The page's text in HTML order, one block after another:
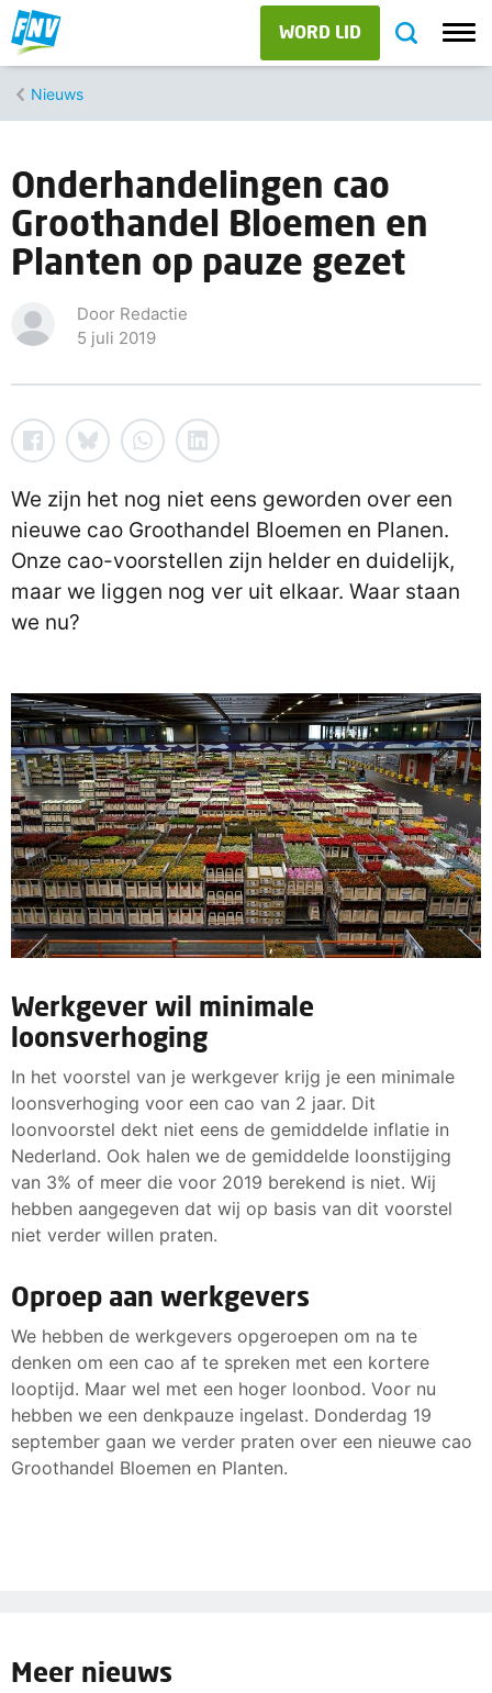
WORD LID
Nieuws
Onderhandelingen cao
Groothandel Bloemen en
Planten op pauze gezet
Door Redactie
5 juli 2019
We zijn het nog niet eens geworden over een
nieuwe cao Groothandel Bloemen en Planen.
Onze cao-voorstellen zijn helder en duidelijk,
maar we liggen nog ver uit elkaar. Waar staan
we nu?
Werkgever wil minimale
loonsverhoging
In het voorstel van je werkgever krijg je een minimale
loonsverhoging voor een cao van 2 jaar. Dit
loonvoorstel dekt niet eens de gemiddelde inflatie in
Nederland. Ook halen we de gemiddelde loonstijging
van 3% of meer die voor 2019 berekend is niet. Wij
hebben aangegeven dat wij op basis van dit voorstel
niet verder willen praten.
Oproep aan werkgevers
We hebben de werkgevers opgeroepen om na te
denken om een cao af te spreken met een kortere
looptijd. Maar wel met een hoger loonbod. Voor nu
hebben we een denkpauze ingelast. Donderdag 19
september gaan we verder praten over een nieuwe cao
Groothandel Bloemen en Planten.
Meer nieuws